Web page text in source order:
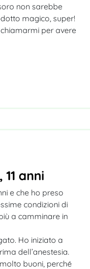
non sarebbe
magico, super!
per avere
anni
e che ho preso
condizioni di
a camminare in
Ho iniziato a
dell’anestesia.
buoni, perché